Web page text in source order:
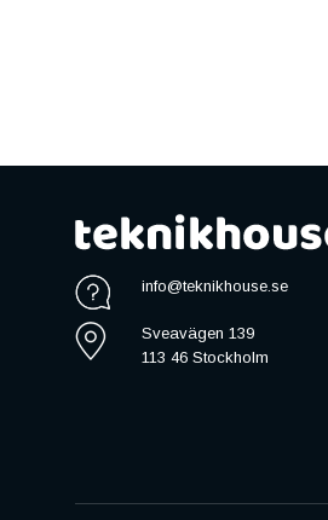
info@teknikhouse.se
Sveavägen 139
113 46 Stockholm